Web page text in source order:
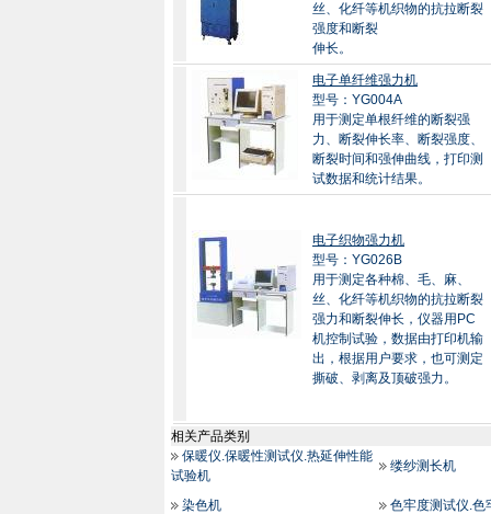
丝、化纤等机织物的抗拉断裂
强度和断裂
伸长。
电子单纤维强力机
型号：YG004A
用于测定单根纤维的断裂强
力、断裂伸长率、断裂强度、
断裂时间和强伸曲线，打印测
试数据和统计结果。
电子织物强力机
型号：YG026B
用于测定各种棉、毛、麻、
丝、化纤等机织物的抗拉断裂
强力和断裂伸长，仪器用PC
机控制试验，数据由打印机输
出，根据用户要求，也可测定
撕破、剥离及顶破强力。
相关产品类别
保暖仪.保暖性测试仪.热延伸性能
试验机
缕纱测长机
染色机
色牢度测试仪.色